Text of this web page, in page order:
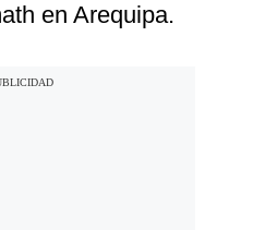
en Arequipa.